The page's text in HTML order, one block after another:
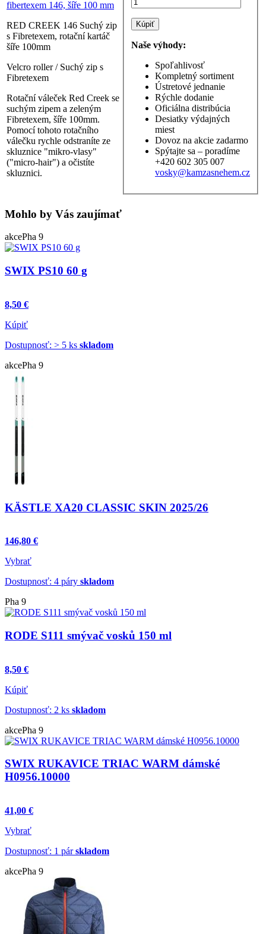
RED CREEK 146 Suchý zip
s Fibretexem, rotační kartáč
šíře 100mm
Velcro roller / Suchý zip s
Fibretexem
Rotační váleček Red Creek se
suchým zipem a zeleným
Fibretexem, šíře 100mm.
Pomocí tohoto rotačního
válečku rychle odstraníte ze
skluznice "mikro-vlasy"
("micro-hair") a očistíte
skluznici.
Naše výhody:
Spoľahlivosť
Kompletný sortiment
Ústretové jednanie
Rýchle dodanie
Oficiálna distribúcia
Desiatky výdajných
miest
Dovoz na akcie zadarmo
Spýtajte sa – poradíme
+420 602 305 007
vosky@kamzasnehem.cz
Mohlo by Vás zaujímať
akcePha 9
SWIX PS10 60 g
8,50 €
Kúpiť
Dostupnosť: > 5 ks skladom
akcePha 9
KÄSTLE XA20 CLASSIC SKIN 2025/26
146,80 €
Vybrať
Dostupnosť: 4 páry skladom
Pha 9
RODE S111 smývač vosků 150 ml
8,50 €
Kúpiť
Dostupnosť: 2 ks skladom
akcePha 9
SWIX RUKAVICE TRIAC WARM dámské
H0956.10000
41,00 €
Vybrať
Dostupnosť: 1 párskladom
akcePha 9